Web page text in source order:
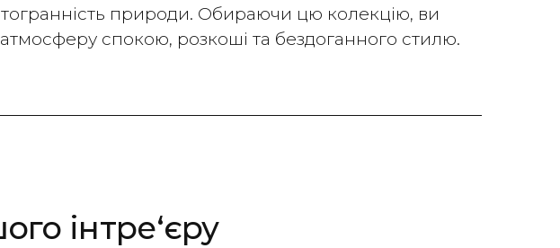
природи. Обираючи цю колекцію, ви
спокою, розкоші та бездоганного стилю.
інтре‘єру